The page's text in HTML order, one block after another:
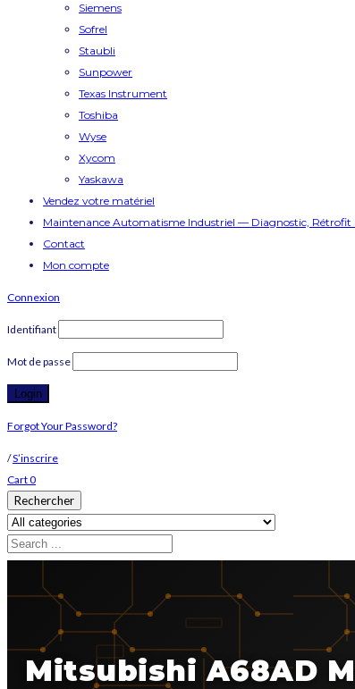
Siemens
Sofrel
Staubli
Sunpower
Texas Instrument
Toshiba
Wyse
Xycom
Yaskawa
Vendez votre matériel
Maintenance Automatisme Industriel — Diagnostic, Rétrofit
Contact
Mon compte
Connexion
Identifiant
Mot de passe
Forgot Your Password?
/S’inscrire
Cart0
Rechercher
Mitsubishi A68AD